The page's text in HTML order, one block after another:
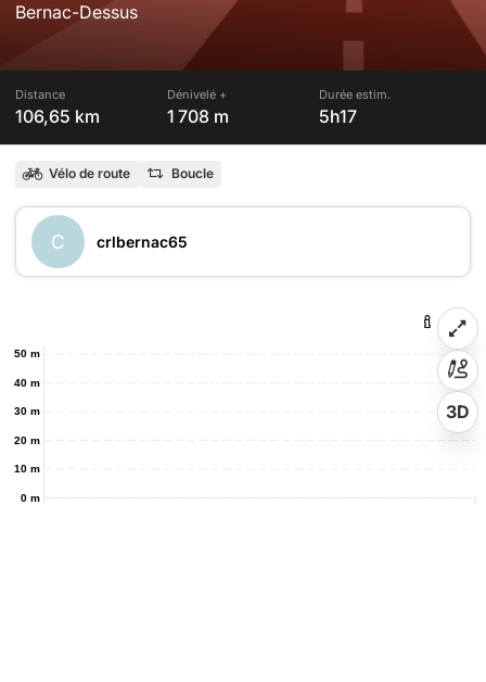
Bernac-Dessus
Distance
106,65 km
Dénivelé +
1 708 m
Durée estim.
5h17
Vélo de route Boucle
C crlbernac65
0 m
10 m
20 m
30 m
40 m
50 m
3D